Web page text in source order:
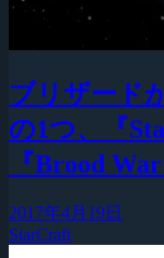
ブリザード
の1つ、『
『Brood
2017年4月19日
StarCraft